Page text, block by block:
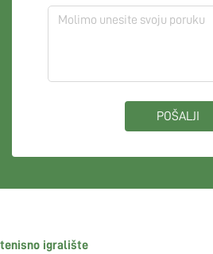
POŠALJI
tenisno igralište